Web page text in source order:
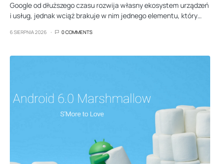
Google od dłuższego czasu rozwija własny ekosystem urządzeń
i usług, jednak wciąż brakuje w nim jednego elementu, który…
6 SIERPNIA 2026 0 COMMENTS